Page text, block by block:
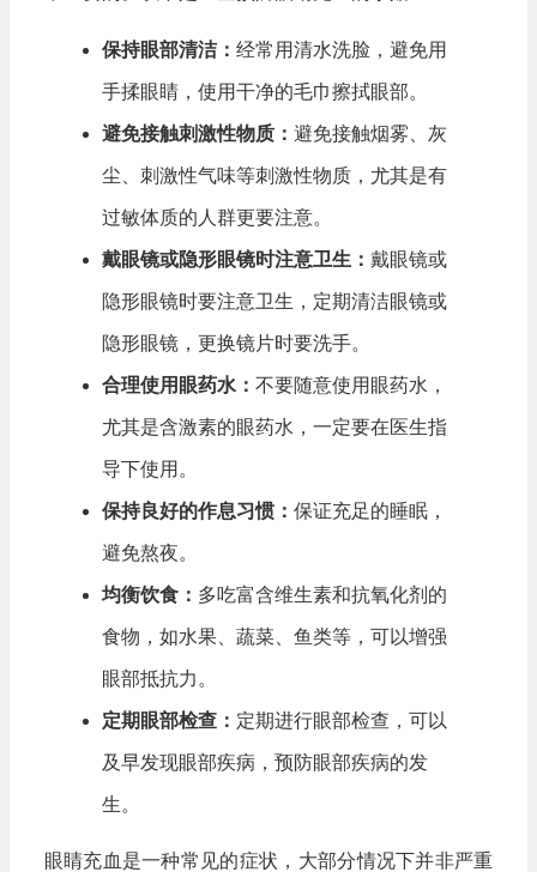
保持眼部清洁： 经常用清水洗脸，避免用
手揉眼睛，使用干净的毛巾擦拭眼部。
避免接触刺激性物质： 避免接触烟雾、灰
尘、刺激性气味等刺激性物质，尤其是有
过敏体质的人群更要注意。
戴眼镜或隐形眼镜时注意卫生： 戴眼镜或
隐形眼镜时要注意卫生，定期清洁眼镜或
隐形眼镜，更换镜片时要洗手。
合理使用眼药水： 不要随意使用眼药水，
尤其是含激素的眼药水，一定要在医生指
导下使用。
保持良好的作息习惯： 保证充足的睡眠，
避免熬夜。
均衡饮食： 多吃富含维生素和抗氧化剂的
食物，如水果、蔬菜、鱼类等，可以增强
眼部抵抗力。
定期眼部检查： 定期进行眼部检查，可以
及早发现眼部疾病，预防眼部疾病的发
生。
眼睛充血是一种常见的症状，大部分情况下并非严重